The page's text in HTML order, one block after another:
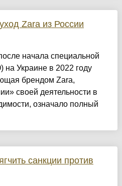
Zara из России
начала специальной
Украине в 2022 году
брендом Zara,
своей деятельности в
означало полный
санкции против